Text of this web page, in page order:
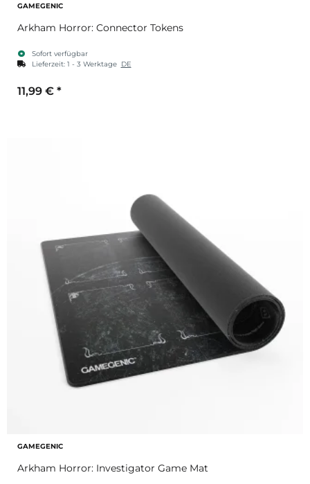
GAMEGENIC
Arkham Horror: Connector Tokens
Sofort verfügbar
Lieferzeit: 1 - 3 Werktage DE
11,99 € *
GAMEGENIC
Arkham Horror: Investigator Game Mat